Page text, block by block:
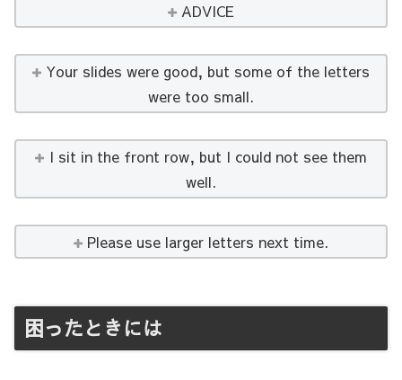
ADVICE
Your slides were good, but some of the letters
were too small.
I sit in the front row, but I could not see them
well.
Please use larger letters next time.
困ったときには